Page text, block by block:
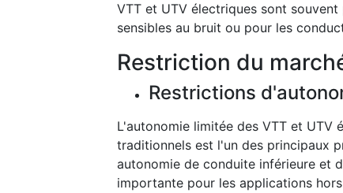
VTT et UTV électriques sont
sensibles au bruit ou pour les
Restriction du
Restrictions
L'autonomie limitée des VTT et UTV
traditionnels est l'un des principaux
autonomie de conduite inférieure et
importante pour les applications